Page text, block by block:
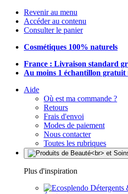
Revenir au menu
Accéder au contenu
Consulter le panier
Cosmétiques 100% naturels
France : Livraison standard
Au moins 1 échantillon gratuit
Aide
Où est ma commande ?
Retours
Frais d'envoi
Modes de paiement
Nous contacter
Toutes les rubriques
Plus d'inspiration
Détergents